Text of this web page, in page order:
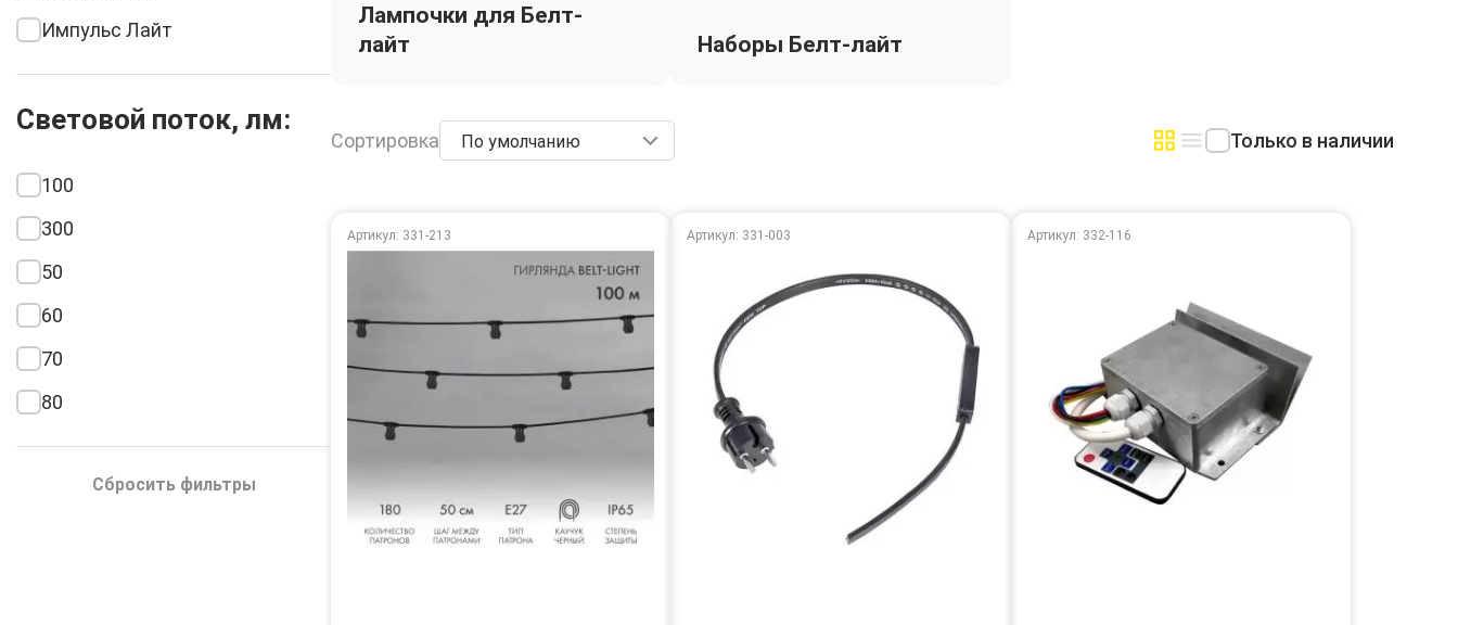
Импульс Лайт
Световой поток, лм:
100
300
50
60
70
80
Сбросить фильтры
Лампочки для Белт-
лайт
Наборы Белт-лайт
Сортировка По умолчанию Только в наличии
Артикул: 331-213 Артикул: 331-003 Артикул: 332-116